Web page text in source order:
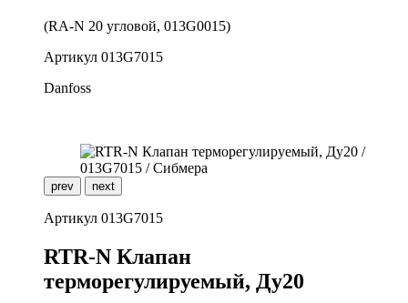
(RA-N 20 угловой, 013G0015)
Артикул 013G7015
Danfoss
prev next
Артикул 013G7015
RTR-N Клапан
терморегулируемый, Ду20